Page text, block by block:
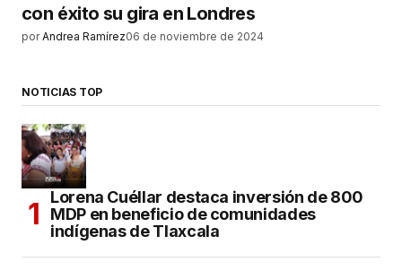
con éxito su gira en Londres
por Andrea Ramírez06 de noviembre de 2024
NOTICIAS TOP
Lorena Cuéllar destaca inversión de 800
MDP en beneficio de comunidades
indígenas de Tlaxcala